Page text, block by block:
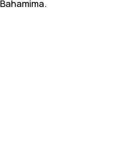
Bahamima.